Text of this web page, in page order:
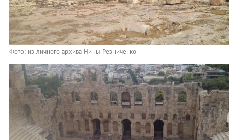
Фото: из личного архива Нины Резниченко